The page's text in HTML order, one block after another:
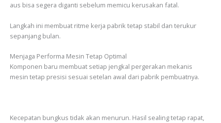
aus bisa segera diganti sebelum memicu kerusakan fatal.
Langkah ini membuat ritme kerja pabrik tetap stabil dan terukur
sepanjang bulan.
Menjaga Performa Mesin Tetap Optimal
Komponen baru membuat setiap jengkal pergerakan mekanis
mesin tetap presisi sesuai setelan awal dari pabrik pembuatnya.
Kecepatan bungkus tidak akan menurun. Hasil sealing tetap rapat,